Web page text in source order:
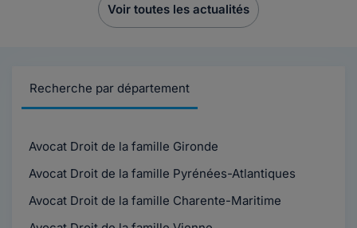
Voir toutes les actualités
Recherche par département
Avocat Droit de la famille Gironde
Avocat Droit de la famille Pyrénées-Atlantiques
Avocat Droit de la famille Charente-Maritime